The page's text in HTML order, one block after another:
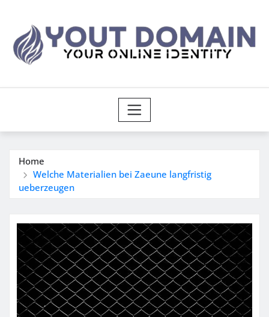
content
Home
Welche Materialien bei Zaeune langfristig
ueberzeugen